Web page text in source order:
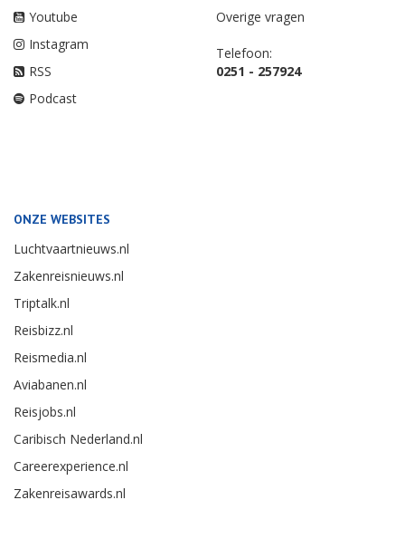
Youtube
Instagram
RSS
Podcast
Overige vragen
Telefoon:
0251 - 257924
ONZE WEBSITES
Luchtvaartnieuws.nl
Zakenreisnieuws.nl
Triptalk.nl
Reisbizz.nl
Reismedia.nl
Aviabanen.nl
Reisjobs.nl
Caribisch Nederland.nl
Careerexperience.nl
Zakenreisawards.nl